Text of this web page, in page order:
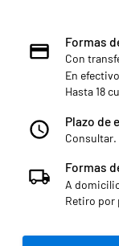
Formas
Con
En
Hasta 18
Plazo de
Consultar.
Formas
A
Retiro por